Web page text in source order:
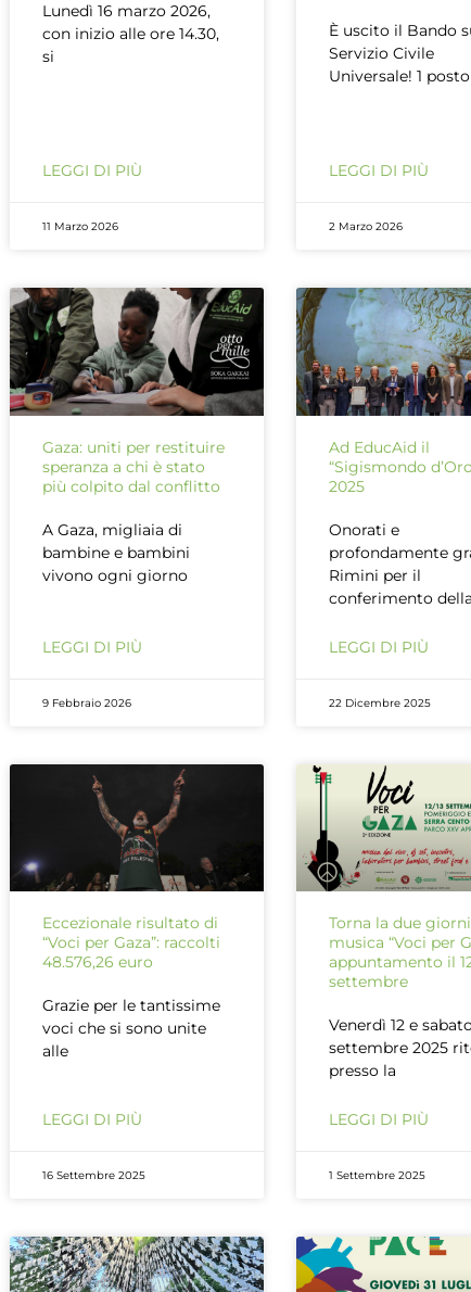
Lunedì 16 marzo 2026,
con inizio alle ore 14.30,
si
LEGGI DI PIÙ
11 Marzo 2026
È uscito il Bando
Servizio Civile
Universale! 1 posto
LEGGI DI PIÙ
2 Marzo 2026
Gaza: uniti per restituire
speranza a chi è stato
più colpito dal conflitto
A Gaza, migliaia di
bambine e bambini
vivono ogni giorno
LEGGI DI PIÙ
9 Febbraio 2026
Ad EducAid il
“Sigismondo
2025
Onorati e
profondamente
Rimini per il
conferimento della
LEGGI DI PIÙ
22 Dicembre 2025
Eccezionale risultato di
“Voci per Gaza”: raccolti
48.576,26 euro
Grazie per le tantissime
voci che si sono unite
alle
LEGGI DI PIÙ
16 Settembre 2025
Torna la due
musica “Voci per
appuntamento il
settembre
Venerdì 12 e
settembre 2025
presso la
LEGGI DI PIÙ
1 Settembre 2025